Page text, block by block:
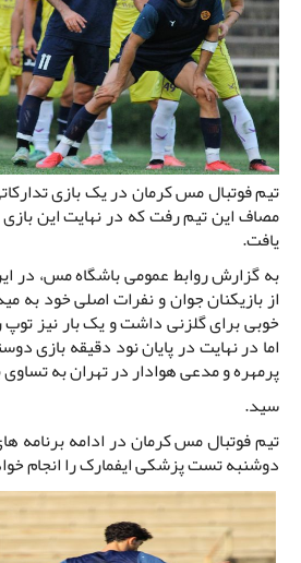
تیم فوتبال مس کرمان در یک بازی
مصاف این تیم رفت که در نهایت این
یافت.
به گزارش روابط عمومی باشگاه مس، در
از بازیکنان جوان و نفرات اصلی خود به
خوبی برای گلزنی داشت و یک بار نیز توپ
اما در نهایت در پایان نود دقیقه بازی
پرمهره و مدعی هوادار در تهران به
سید.
تیم فوتبال مس کرمان در ادامه برنامه
دوشنبه تست پزشکی ایفمارک را انجام